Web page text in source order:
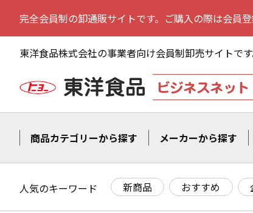
完全会員制の卸通販サイトです。ご購入の際は会員登
東洋食品株式会社の事業者向け会員制卸売サイトです
商品カテゴリーから探す メーカーから探す
人気のキーワード 新商品 おすすめ